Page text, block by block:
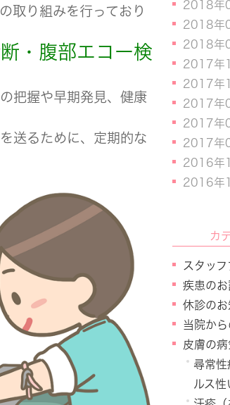
取り組みを行っており
断・腹部エコー検
把握や早期発見、健康
送るために、定期的な
2018年
2018年
2018年
2017年
2017年
2017年
2017年
2017年
2016年
2016年
カ
スタッ
疾患のお
休診のお
当院か
皮膚の病
尋常性
ルス性